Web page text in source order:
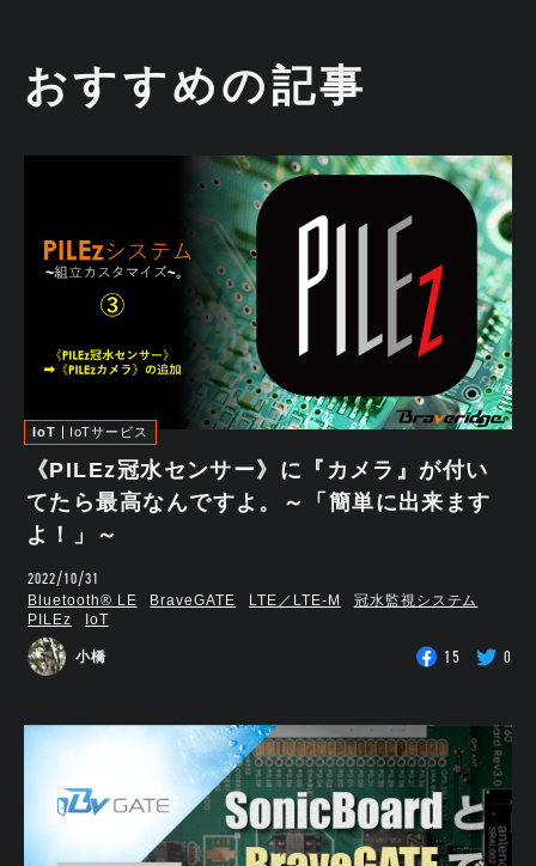
おすすめの記事
IoT IoTサービス
《PILEz冠水センサー》に『カメラ』が付い
てたら最高なんですよ。～「簡単に出来ます
よ！」～
2022/10/31
Bluetooth®︎ LE BraveGATE LTE／LTE-M
冠水監視システム
PILEz
IoT
小橋 15 0